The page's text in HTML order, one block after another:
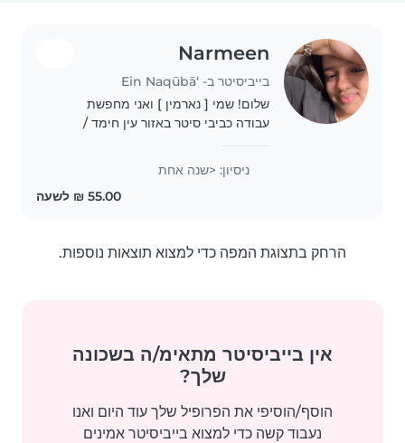
Narmeen
בייביסיטר ב- ‘Ein Naqūbā
שלום! שמי [ נארמין ] ואני מחפשת
עבודה כביבי סיטר באזור עין חימד /
העבודה עדיין פנויה ואוכל להיפגש לשיחה
ניסיון: <שנה אחת
הרחק בתצוגת המפה כדי למצוא תוצאות נוספות.
אין בייביסיטר מתאימ/ה בשכונה
שלך?
הוסף/הוסיפי את הפרופיל שלך עוד היום ואנו
נעבוד קשה כדי למצוא בייביסיטר אמינים